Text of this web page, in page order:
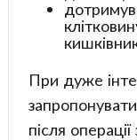
При дуже
після